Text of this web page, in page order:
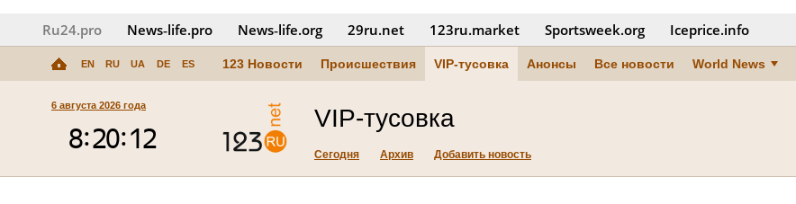
Ru24.pro News‑life.pro News‑life.org 29ru.net 123ru.market Sportsweek.org Iceprice.info
EN RU UA DE ES 123 Новости Происшествия VIP-тусовка Анонсы Все новости World News
6 августа 2026 года VIP-тусовка
Сегодня Архив Добавить новость